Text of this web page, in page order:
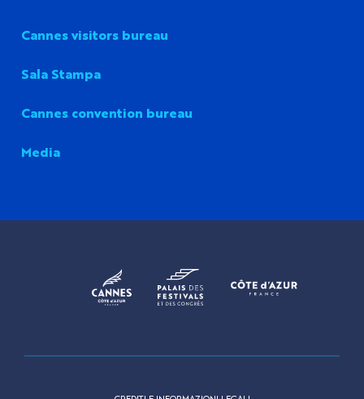
Cannes visitors bureau
Sala Stampa
Cannes convention bureau
Media